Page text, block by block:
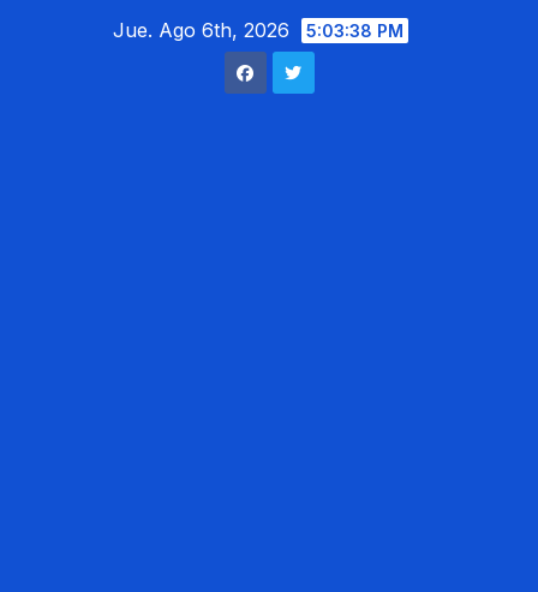
Jue. Ago 6th, 2026 5:03:40 PM